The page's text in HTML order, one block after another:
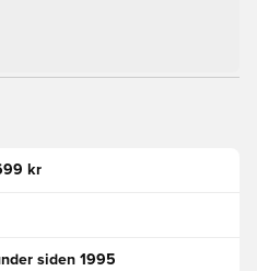
kr
siden 1995